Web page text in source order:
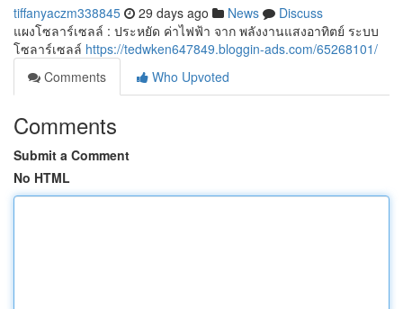
tiffanyaczm338845 29 days ago News
Discuss
แผงโซลาร์เซลล์ : ประหยัด ค่าไฟฟ้า จาก พลังงานแสงอาทิตย์ ระบบ
โซลาร์เซลล์ https://tedwken647849.bloggin-ads.com/65268101/
Comments
Who Upvoted
Comments
Submit a Comment
No HTML